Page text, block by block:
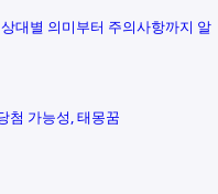
대별 의미부터 주의사항까지 알
첨 가능성, 태몽꿈